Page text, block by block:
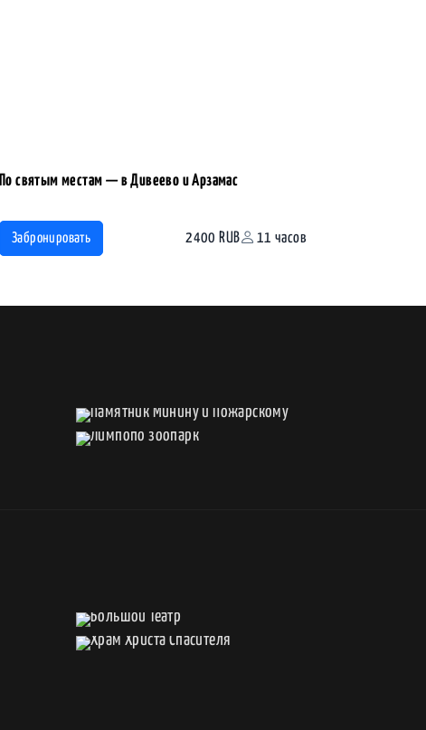
По святым местам — в Дивеево и Арзамас
Забронировать 2400 RUB 11 часов